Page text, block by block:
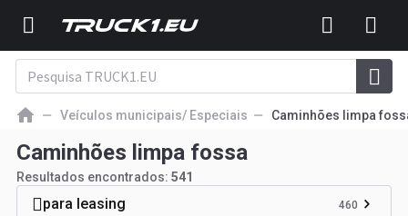
Veículos municipais/ Especiais Caminhões limpa
Caminhões limpa fossa
Resultados encontrados: 541
para leasing 460